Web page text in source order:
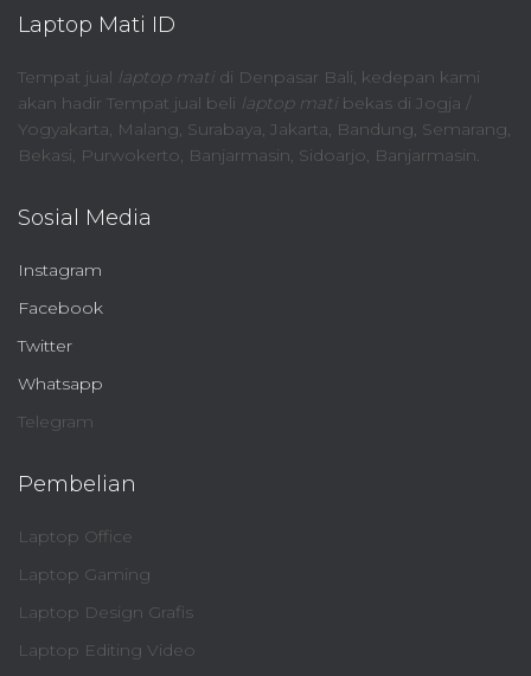
Laptop Mati ID
Tempat jual laptop matidi Denpasar Bali, kedepan kami
akan hadir Tempat jual beli laptop matibekas di Jogja /
Yogyakarta, Malang, Surabaya, Jakarta, Bandung, Semarang,
Bekasi, Purwokerto, Banjarmasin, Sidoarjo, Banjarmasin.
Sosial Media
Instagram
Facebook
Twitter
Whatsapp
Telegram
Pembelian
Laptop Office
Laptop Gaming
Laptop Design Grafis
Laptop Editing Video